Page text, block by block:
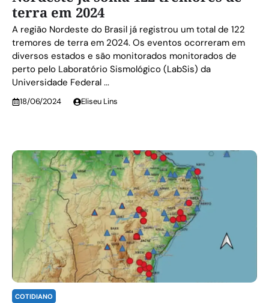
terra em 2024
A região Nordeste do Brasil já registrou um total de 122
tremores de terra em 2024. Os eventos ocorreram em
diversos estados e são monitorados monitorados de
perto pelo Laboratório Sismológico (LabSis) da
Universidade Federal ...
18/06/2024 Eliseu Lins
COTIDIANO